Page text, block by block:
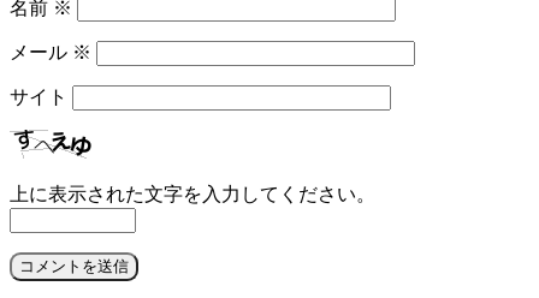
名前 ※
メール ※
サイト
上に表示された文字を入力してください。